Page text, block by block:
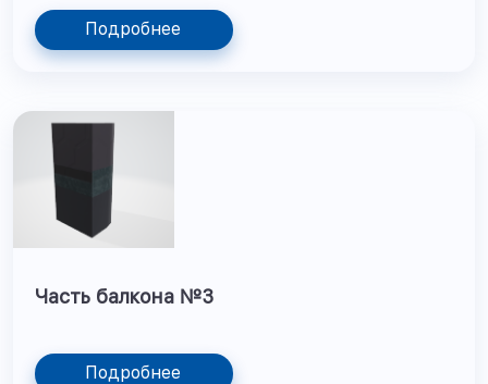
Подробнее
Часть балкона №3
Подробнее